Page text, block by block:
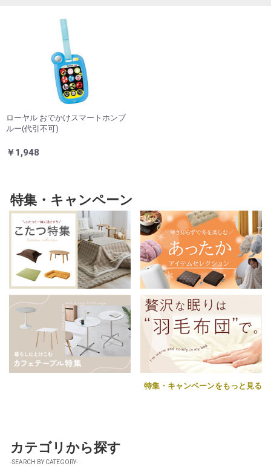
ローヤル おでかけスマートホンブ
ルー(代引不可)
￥1,948
特集・キャンペーン
特集・キャンペーンをもっと見る
カテゴリから探す
-SEARCH BY CATEGORY-